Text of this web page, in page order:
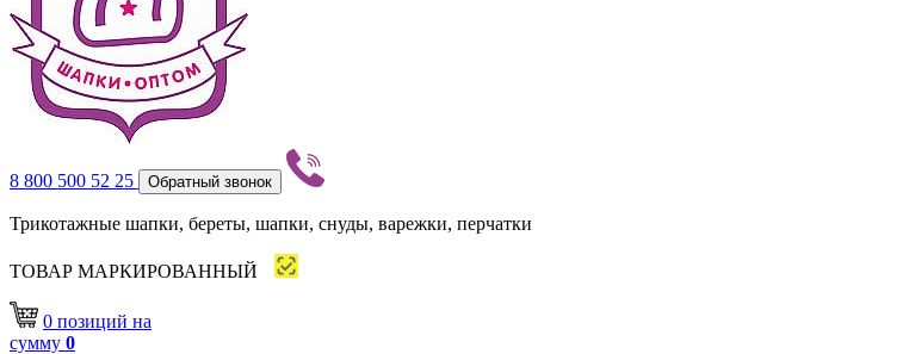
8 800 500 52 25 Обратный звонок
Трикотажные шапки, береты, шапки, снуды, варежки, перчатки
ТОВАР МАРКИРОВАННЫЙ
0 позиций на
сумму 0